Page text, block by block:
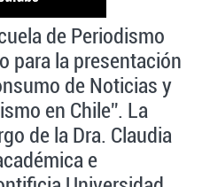
de Periodismo
para la presentación
de Noticias y
en Chile”. La
de la Dra. Claudia
e